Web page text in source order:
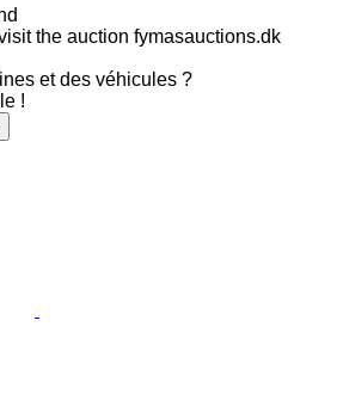
the auction fymasauctions.dk
et des véhicules ?
!